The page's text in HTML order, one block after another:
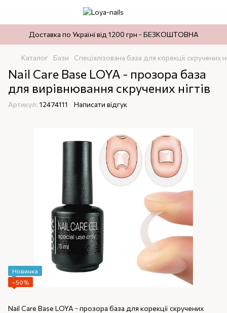
Доставка по Україні від 1200 грн - БЕЗКОШТОВНА
Каталог Бази Спеціалізована база для корекції скручених
Nail Care Base LOYA - прозора база
для вирівнювання скручених нігтів
Артикул: 12474111 Написати відгук
Новинка
−50%
Nail Care Base LOYA - прозора база для корекції скручених